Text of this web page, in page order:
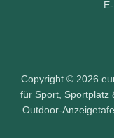
Copyright © 2026
für Sport, Sportplatz
Outdoor-